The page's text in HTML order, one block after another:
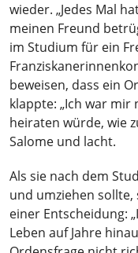
wieder. „Jedes Mal
meinen Freund
im Studium für ein
beweisen, dass ein
klappte: „Ich war mir
heiraten würde, wie
Salome und lacht.
Als sie nach dem
und umziehen
einer Entscheidung:
Leben auf Jahre